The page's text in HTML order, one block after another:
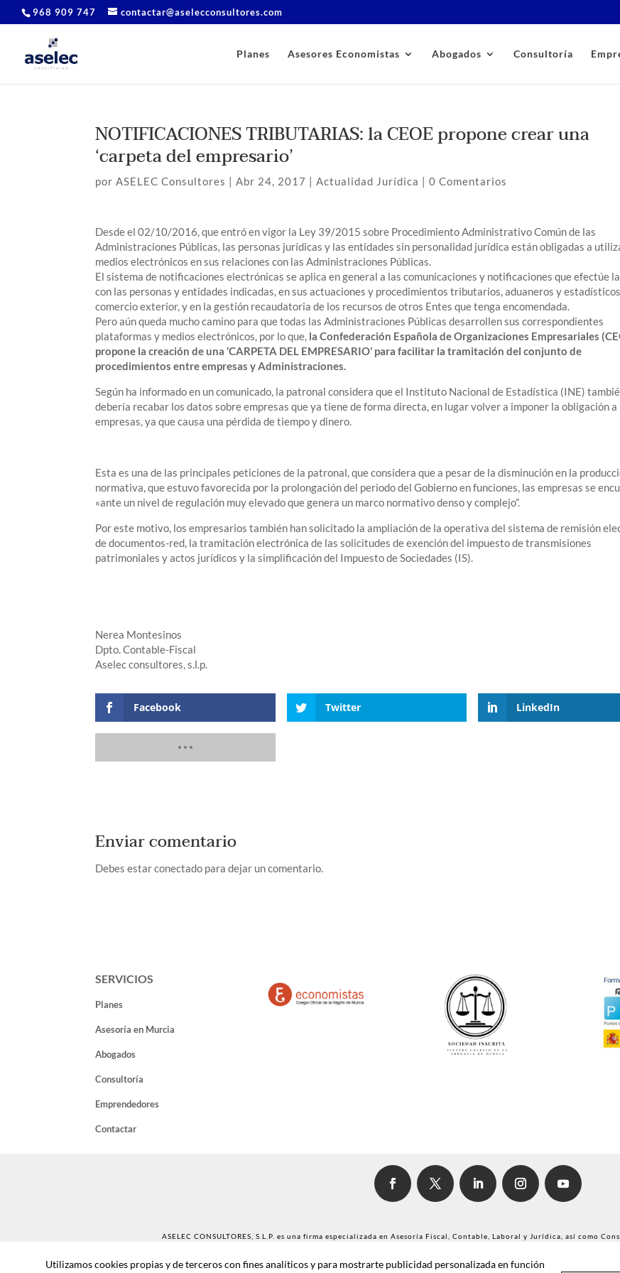
968 909 747 contactar@aselecconsultores.com
Planes Asesores Economistas Abogados Consultoría
NOTIFICACIONES TRIBUTARIAS: la CEOE propone crear una
‘carpeta del empresario’
porASELEC Consultores |Abr 24, 2017 |Actualidad Jurídica |0 Comentarios
Desde el 02/10/2016, que entró en vigor la Ley 39/2015 sobre Procedimiento Administrativo Común de las
Administraciones Públicas, las personas jurídicas y las entidades sin personalidad jurídica están obligadas a
medios electrónicos en sus relaciones con las Administraciones Públicas.
El sistema de notificaciones electrónicas se aplica en general a las comunicaciones y notificaciones que efectúe
con las personas y entidades indicadas, en sus actuaciones y procedimientos tributarios, aduaneros y
comercio exterior, y en la gestión recaudatoria de los recursos de otros Entes que tenga encomendada.
Pero aún queda mucho camino para que todas las Administraciones Públicas desarrollen sus correspondientes
plataformas y medios electrónicos, por lo que, la Confederación Española de Organizaciones Empresariales
propone la creación de una ‘CARPETA DEL EMPRESARIO’ para facilitar la tramitación del conjunto de
procedimientos entre empresas y Administraciones.
Según ha informado en un comunicado, la patronal considera que el Instituto Nacional de Estadística (INE)
debería recabar los datos sobre empresas que ya tiene de forma directa, en lugar volver a imponer la obligación a
empresas, ya que causa una pérdida de tiempo y dinero.
Esta es una de las principales peticiones de la patronal, que considera que a pesar de la disminución en la
normativa, que estuvo favorecida por la prolongación del periodo del Gobierno en funciones, las empresas se
«ante un nivel de regulación muy elevado que genera un marco normativo denso y complejo”.
Por este motivo, los empresarios también han solicitado la ampliación de la operativa del sistema de remisión
de documentos-red, la tramitación electrónica de las solicitudes de exención del impuesto de transmisiones
patrimoniales y actos jurídicos y la simplificación del Impuesto de Sociedades (IS).
Nerea Montesinos
Dpto. Contable-Fiscal
Aselec consultores, s.l.p.
Facebook Twitter LinkedIn
Enviar comentario
Debes estar conectado para dejar un comentario.
SERVICIOS
Planes
Asesoría en Murcia
Abogados
Consultoría
Emprendedores
Contactar
ASELEC CONSULTORES, S.L.P. es una firma especializada en Asesoría Fiscal, Contable, Laboral y Jurídica, así como
Utilizamos cookies propias y de terceros con fines analíticos y para mostrarte publicidad personalizada en función